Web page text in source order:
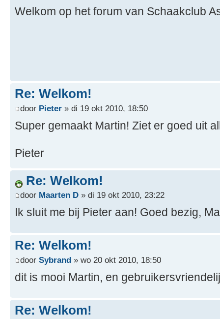
Welkom op het forum van Schaakclub
Re: Welkom!
door Pieter » di 19 okt 2010, 18:50
Super gemaakt Martin! Ziet er goed uit
Pieter
Re: Welkom!
door Maarten D » di 19 okt 2010, 23:22
Ik sluit me bij Pieter aan! Goed bezig,
Re: Welkom!
door Sybrand » wo 20 okt 2010, 18:50
dit is mooi Martin, en
Re: Welkom!